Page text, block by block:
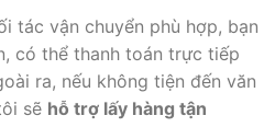
tác vận chuyển phù hợp, bạn
có thể thanh toán trực tiếp
ra, nếu không tiện đến văn
sẽ hỗ trợ lấy hàng tận